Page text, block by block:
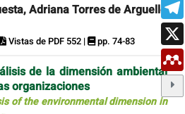
Adriana Torres de Arguelles
Vistas de PDF 552 | pp. 74-83
de la dimensión ambiental
organizaciones
of the environmental dimension in